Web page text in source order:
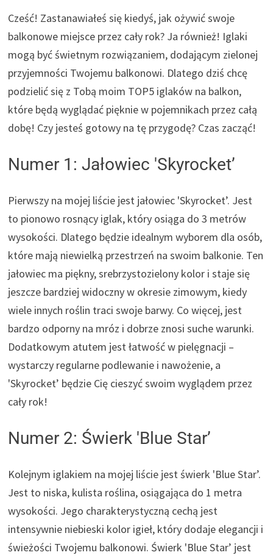
Cześć! Zastanawiałeś się kiedyś, jak ożywić swoje
balkonowe miejsce przez cały rok? Ja również! Iglaki
mogą być świetnym rozwiązaniem, dodającym zielonej
przyjemności Twojemu balkonowi. Dlatego dziś chcę
podzielić się z Tobą moim TOP5 iglaków na balkon,
które będą wyglądać pięknie w pojemnikach przez całą
dobę! Czy jesteś gotowy na tę przygodę? Czas zacząć!
Numer 1: Jałowiec 'Skyrocket’
Pierwszy na mojej liście jest jałowiec 'Skyrocket’. Jest
to pionowo rosnący iglak, który osiąga do 3 metrów
wysokości. Dlatego będzie idealnym wyborem dla osób,
które mają niewielką przestrzeń na swoim balkonie. Ten
jałowiec ma piękny, srebrzystozielony kolor i staje się
jeszcze bardziej widoczny w okresie zimowym, kiedy
wiele innych roślin traci swoje barwy. Co więcej, jest
bardzo odporny na mróz i dobrze znosi suche warunki.
Dodatkowym atutem jest łatwość w pielęgnacji –
wystarczy regularne podlewanie i nawożenie, a
'Skyrocket’ będzie Cię cieszyć swoim wyglądem przez
cały rok!
Numer 2: Świerk 'Blue Star’
Kolejnym iglakiem na mojej liście jest świerk 'Blue Star’.
Jest to niska, kulista roślina, osiągająca do 1 metra
wysokości. Jego charakterystyczną cechą jest
intensywnie niebieski kolor igieł, który dodaje elegancji i
świeżości Twojemu balkonowi. Świerk 'Blue Star’ jest